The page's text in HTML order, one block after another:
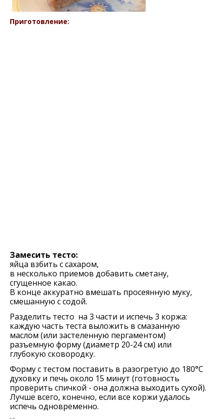
Приготовление:
Замесить тесто:
яйца взбить с сахаром,
в несколько приемов добавить сметану,
сгущенное какао.
В конце аккуратно вмешать просеянную муку,
смешанную с содой.
Разделить тесто на 3 части и испечь 3 коржа:
каждую часть теста выложить в смазанную
маслом (или застеленную пергаментом)
разъемную форму (диаметр 20-24 см) или
глубокую сковородку.
Форму с тестом поставить в разогретую до 180°C
духовку и печь около 15 минут (готовность
проверить спичкой - она должна выходить сухой).
Лучше всего, конечно, если все коржи удалось
испечь одновременно.